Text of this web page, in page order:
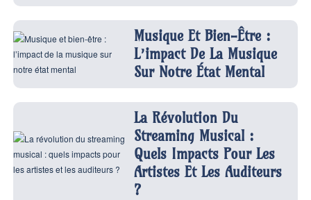
Musique Et Bien-Être :
L’impact De La Musique
Sur Notre État Mental
La Révolution Du
Streaming Musical :
Quels Impacts Pour Les
Artistes Et Les Auditeurs
?